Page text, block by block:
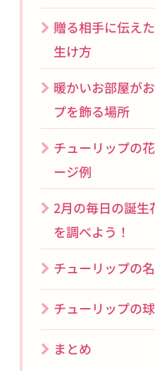
贈る相手に伝え
生け方
暖かいお部屋が
プを飾る場所
チューリップの
ージ例
2月の毎日の誕生
を調べよう！
チューリップの
チューリップの
まとめ